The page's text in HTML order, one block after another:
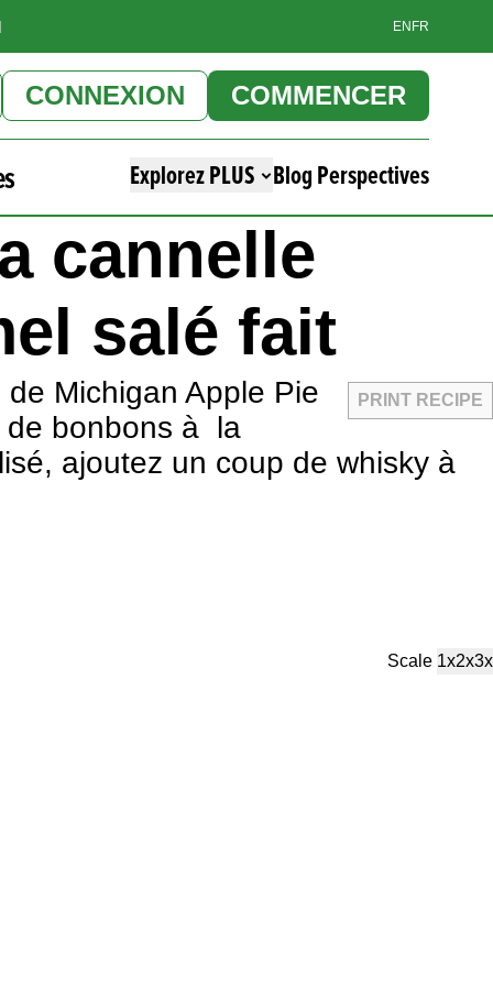
EN FR
CONNEXION COMMENCER
Explorez PLUS Blog Perspectives
cannelle
salé fait
PRINT RECIPE
Michigan Apple Pie
de bonbons à la
ajoutez un coup de whisky à
Scale 1x2x3x